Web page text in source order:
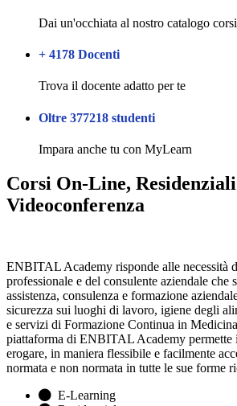
Dai un'occhiata al nostro catalogo corsi
+ 4178 Docenti
Trova il docente adatto per te
Oltre 377218 studenti
Impara anche tu con MyLearn
Corsi On-Line,
Videoconferenza
ENBITAL Academy risponde alle necessità
professionale e del consulente aziendale che
assistenza, consulenza e formazione
sicurezza sui luoghi di lavoro, igiene degli
e servizi di Formazione Continua in
piattaforma di ENBITAL Academy permette
erogare, in maniera flessibile e facilmente
normata e non normata in tutte le sue forme
E-Learning